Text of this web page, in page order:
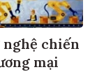
chiến
mại